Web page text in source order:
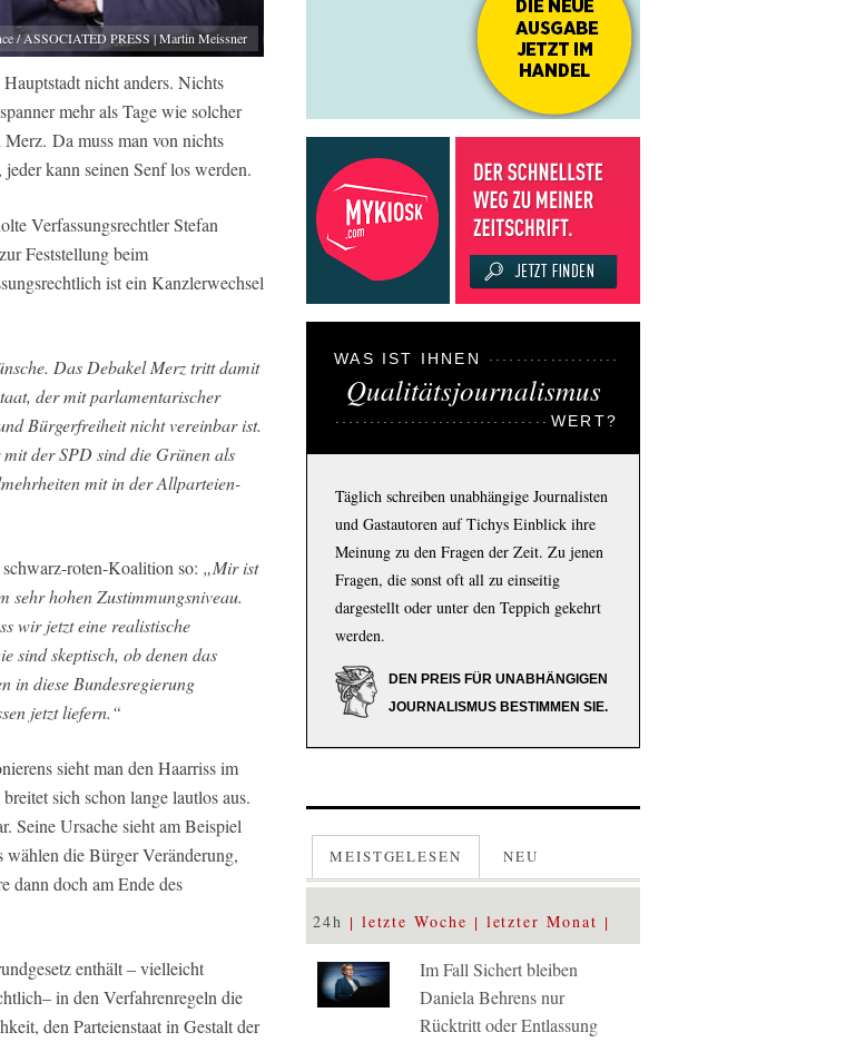
/ ASSOCIATED PRESS | Martin Meissner
nicht anders. Nichts
mehr als Tage wie solcher
Da muss man von nichts
kann seinen Senf los werden.
Verfassungsrechtler Stefan
Feststellung beim
ist ein Kanzlerwechsel
Das Debakel Merz tritt damit
der mit parlamentarischer
Bürgerfreiheit nicht vereinbar ist.
der SPD sind die Grünen als
mit in der Allparteien-
roten-Koalition so: „Mir ist
sehr hohen Zustimmungsniveau.
wir jetzt eine realistische
sind skeptisch, ob denen das
in diese Bundesregierung
jetzt liefern.“
sieht man den Haarriss im
sich schon lange lautlos aus.
Seine Ursache sieht am Beispiel
die Bürger Veränderung,
dann doch am Ende des
enthält – vielleicht
in den Verfahrenregeln die
den Parteienstaat in Gestalt der
WAS IST IHNEN
Qualitätsjournalismus
WERT?
Täglich schreiben unabhängige Journalisten
und Gastautoren auf Tichys Einblick ihre
Meinung zu den Fragen der Zeit. Zu jenen
Fragen, die sonst oft all zu einseitig
dargestellt oder unter den Teppich gekehrt
werden.
DEN PREIS FÜR UNABHÄNGIGEN
JOURNALISMUS BESTIMMEN SIE.
MEISTGELESEN NEU
24h letzte Woche letzter Monat
Im Fall Sichert bleiben
Daniela Behrens nur
Rücktritt oder Entlassung